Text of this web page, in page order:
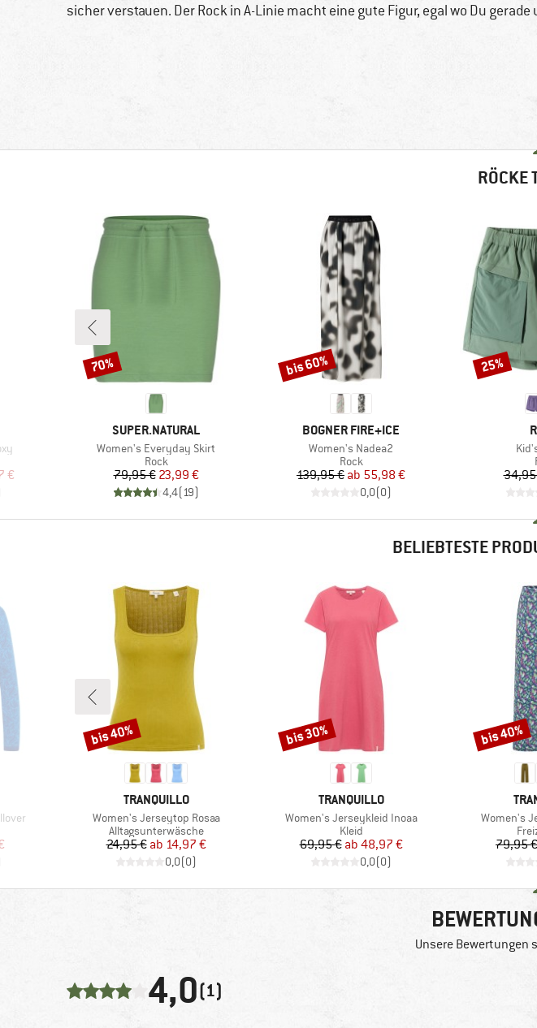
sicher verstauen. Der Rock in A-Linie macht eine gute Figur, egal wo Du
RÖCKE
Preis
€
MARKE
SUPER.NATURAL
Artikel
Women's Everyday Skirt
Produktgruppe
Rock
Preis
79,95 €reduzierter Preis
23,99 €
4,4(19)
Rabatt
70%
MARKE
BOGNER FIRE+ICE
Artikel
Women's Nadea2
Produktgruppe
Rock
Preis
139,95 € reduzierter Preis
ab 55,98 €
0,0(0)
Rabatt
bis 60% Rabatt
25%
BELIEBTESTE
Preis
MARKE
TRANQUILLO
Artikel
Women's Jerseytop Rosaa
Produktgruppe
Alltagsunterwäsche
Preis
24,95 € reduzierter Preis
ab 14,97 €
0,0(0)
Rabatt
bis 40%
MARKE
TRANQUILLO
Artikel
Women's Jerseykleid Inoaa
Produktgruppe
Kleid
Preis
69,95 € reduzierter Preis
ab 48,97 €
0,0(0)
Rabatt
bis 30%
Artikel
Women's
79,95 €
Rabatt
bis 40%
Unsere Bewertungen
4,0(1)